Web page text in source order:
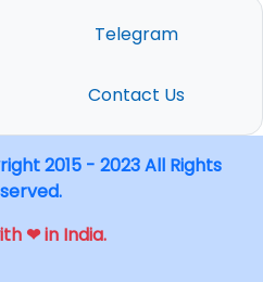
Telegram
Contact Us
2015 - 2023 All Rights
❤ in India.